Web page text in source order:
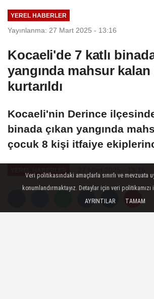
YEREL HABERLER
Yayınlanma: 27 Mart 2025 - 13:16
Kocaeli'de 7 katlı
yangında mahsur kalan
kurtarıldı
Kocaeli'nin Derince
binada çıkan yangında
çocuk 8 kişi itfaiye
Veri politikasındaki amaçlarla sınırlı ve mevzuata
konumlandırmaktayız. Detaylar için veri
AYRINTILAR
TAMAM